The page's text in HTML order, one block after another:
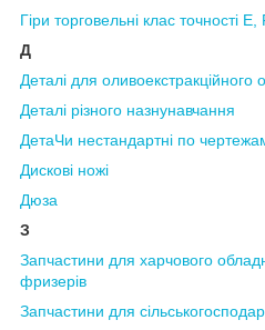
Гіри торговельні клас точності E,
Д
Деталі для оливоекстракційного
Деталі різного назнунавчання
ДетаЧи нестандартні по
Дискові ножі
Дюза
З
Запчастини для харчового
фризерів
Запчастини для